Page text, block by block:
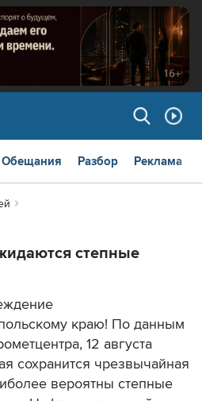
Обещания Разбор Реклама
степные
краю! По данным
12 августа
сохранится чрезвычайная
вероятны степные